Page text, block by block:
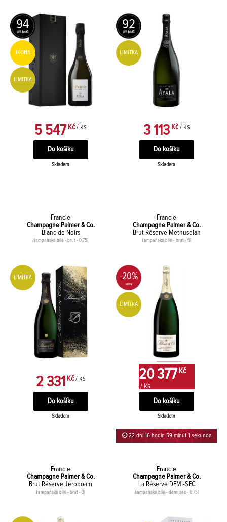
94
IKONA
LIMITKA
5 547Kč / ks
Skladem
92
LIMITKA
3 113Kč / ks
Skladem
Francie
Champagne Palmer & Co.
Blanc de Noirs
šampaňské bílé - brut - 0,75l
LIMITKA
2 331 Kč / ks
Skladem
Francie
Champagne Palmer & Co.
Brut Réserve Methuselah
šampaňské bílé - brut - 6l
-20%
LIMITKA
25 471 Kč
20 377Kč
/ ks
Skladem
22 dní 16 hodin 59 minut
Francie
Champagne Palmer & Co.
Brut Réserve Jeroboam
šampaňské bílé - brut - 3l
Francie
Champagne Palmer & Co.
La Réserve DEMI-SEC
šampaňské bílé - demi sec - 0,75l